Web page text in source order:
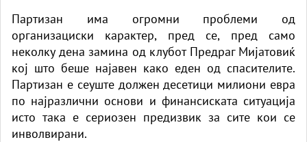
Партизан има огромни проблеми од
организациски карактер, пред се, пред само
неколку дена замина од клубот Предраг Мијатовиќ
кој што беше најавен како еден од спасителите.
Партизан е сеуште должен десетици милиони евра
по најразлични основи и финансиската ситуација
исто така е сериозен предизвик за сите кои се
инволвирани.